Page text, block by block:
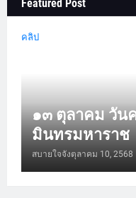
Featured Post
คลิป
๑๓ ตุลาคม วัน
มินทรมหาราช
สบายใจจังตุลาคม 10, 2568